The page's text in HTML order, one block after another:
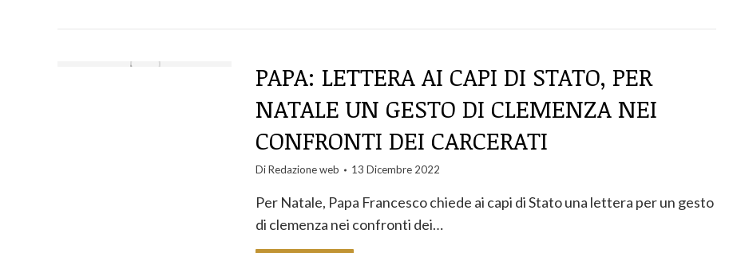
PAPA: LETTERA AI CAPI DI STATO, PER
NATALE UN GESTO DI CLEMENZA NEI
CONFRONTI DEI CARCERATI
DiRedazione web 13 Dicembre 2022
Per Natale, Papa Francesco chiede ai capi di Stato una lettera per un gesto
di clemenza nei confronti dei…